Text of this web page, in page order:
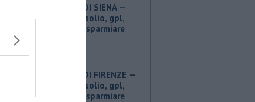
PROVINCIA DI SIENA — ​
Benzina, gasolio, gpl,
ecco dove risparmiare
PROVINCIA DI FIRENZE — ​
Benzina, gasolio, gpl,
ecco dove risparmiare